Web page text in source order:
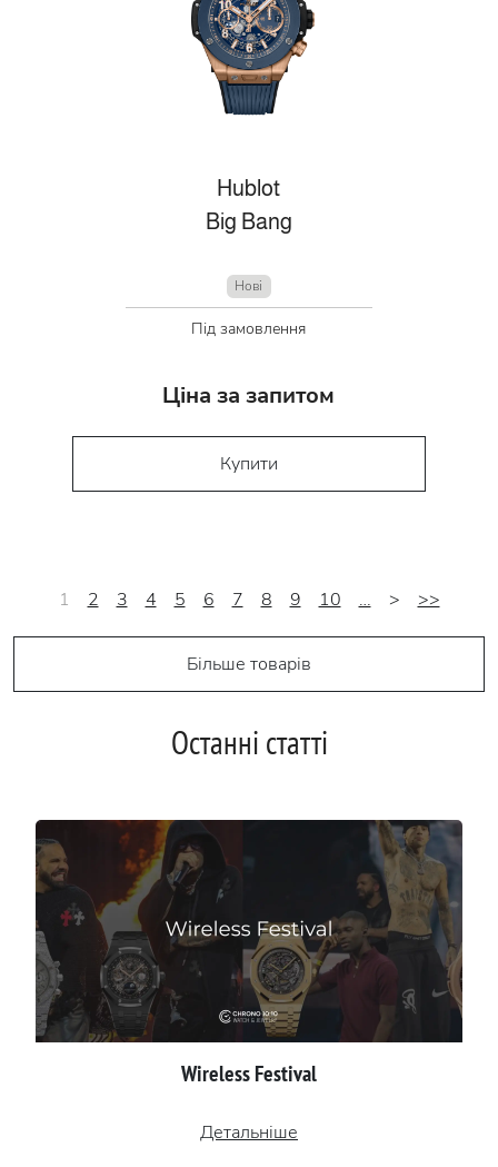
Hublot
Big Bang
Нові
Під замовлення
Ціна за запитом
Купити
1 2 3 4 5 6 7 8 9 10 … > >>
Більше товарів
Останні статті
Wireless Festival
Детальніше